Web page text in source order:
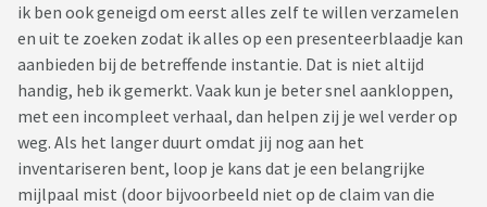
ik ben ook geneigd om eerst alles zelf te willen verzamelen
en uit te zoeken zodat ik alles op een presenteerblaadje kan
aanbieden bij de betreffende instantie. Dat is niet altijd
handig, heb ik gemerkt. Vaak kun je beter snel aankloppen,
met een incompleet verhaal, dan helpen zij je wel verder op
weg. Als het langer duurt omdat jij nog aan het
inventariseren bent, loop je kans dat je een belangrijke
mijlpaal mist (door bijvoorbeeld niet op de claim van die